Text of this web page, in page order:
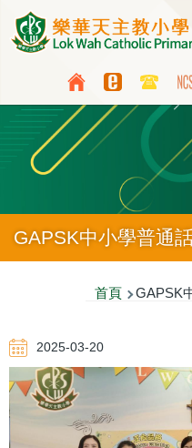
移至主內容
GAPSK中小學普通
連
結
首頁 GAPSK
2025-03-20